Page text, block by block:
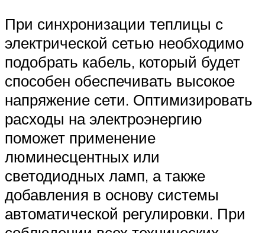
При синхронизации теплицы с
электрической сетью необходимо
подобрать кабель, который будет
способен обеспечивать высокое
напряжение сети. Оптимизировать
расходы на электроэнергию
поможет применение
люминесцентных или
светодиодных ламп, а также
добавления в основу системы
автоматической регулировки. При